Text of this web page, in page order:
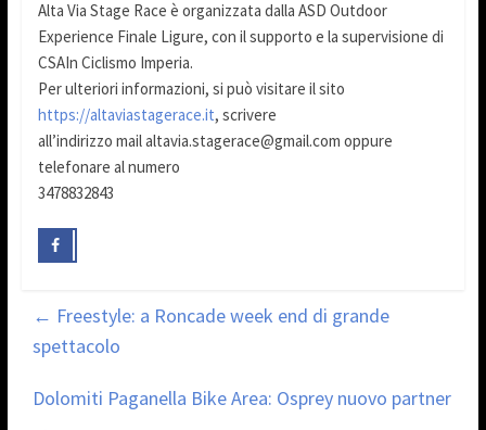
Alta Via Stage Race è organizzata dalla ASD Outdoor
Experience Finale Ligure, con il supporto e la supervisione di
CSAIn Ciclismo Imperia.
Per ulteriori informazioni, si può visitare il sito
https://altaviastagerace.it, scrivere
all’indirizzo mail altavia.stagerace@gmail.com oppure
telefonare al numero
3478832843
← Freestyle: a Roncade week end di grande
spettacolo
Dolomiti Paganella Bike Area: Osprey nuovo partner